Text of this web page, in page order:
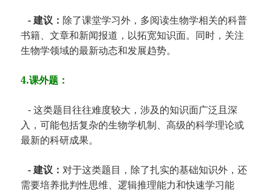
- 建议：除了课堂学习外，多阅读生物学相关的科普
书籍、文章和新闻报道，以拓宽知识面。同时，关注
生物学领域的最新动态和发展趋势。
4.课外题：
- 这类题目往往难度较大，涉及的知识面广泛且深
入，可能包括复杂的生物学机制、高级的科学理论或
最新的科研成果。
- 建议：对于这类题目，除了扎实的基础知识外，还
需要培养批判性思维、逻辑推理能力和快速学习能